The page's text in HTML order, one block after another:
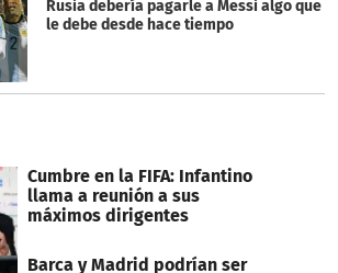
Rusia debería pagarle a Messi algo que
le debe desde hace tiempo
Cumbre en la FIFA: Infantino
llama a reunión a sus
máximos dirigentes
Barca y Madrid podrían ser